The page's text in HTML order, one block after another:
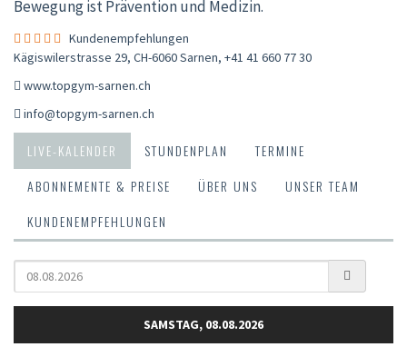
Bewegung ist Prävention und Medizin.
Kundenempfehlungen
Kägiswilerstrasse 29, CH-6060 Sarnen, +41 41 660 77 30
www.topgym-sarnen.ch
info@topgym-sarnen.ch
LIVE-KALENDER STUNDENPLAN
TERMINE
ABONNEMENTE & PREISE
ÜBER UNS
UNSER TEAM
KUNDENEMPFEHLUNGEN
SAMSTAG, 08.08.2026